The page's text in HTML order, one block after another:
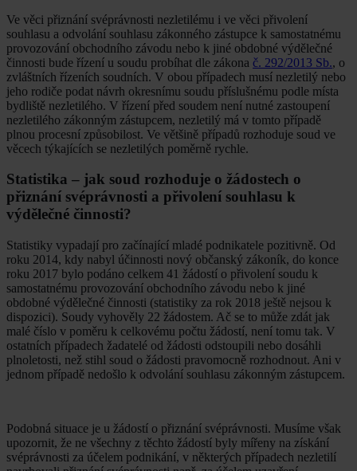
Ve věci přiznání svéprávnosti nezletilému i ve věci přivolení
souhlasu a odvolání souhlasu zákonného zástupce k samostatnému
provozování obchodního závodu nebo k jiné obdobné výdělečné
činnosti bude řízení u soudu probíhat dle zákona č. 292/2013 Sb., o
zvláštních řízeních soudních. V obou případech musí nezletilý nebo
jeho rodiče podat návrh okresnímu soudu příslušnému podle místa
bydliště nezletilého. V řízení před soudem není nutné zastoupení
nezletilého zákonným zástupcem, nezletilý má v tomto případě
plnou procesní způsobilost. Ve většině případů rozhoduje soud ve
věcech týkajících se nezletilých poměrně rychle.
Statistika – jak soud rozhoduje o žádostech o
přiznání svéprávnosti a přivolení souhlasu k
výdělečné činnosti?
Statistiky vypadají pro začínající mladé podnikatele pozitivně. Od
roku 2014, kdy nabyl účinnosti nový občanský zákoník, do konce
roku 2017 bylo podáno celkem 41 žádostí o přivolení soudu k
samostatnému provozování obchodního závodu nebo k jiné
obdobné výdělečné činnosti (statistiky za rok 2018 ještě nejsou k
dispozici). Soudy vyhověly 22 žádostem. Ač se to může zdát jak
malé číslo v poměru k celkovému počtu žádostí, není tomu tak. V
ostatních případech žadatelé od žádosti odstoupili nebo dosáhli
plnoletosti, než stihl soud o žádosti pravomocně rozhodnout. Ani v
jednom případě nedošlo k odvolání souhlasu zákonným zástupcem.
Podobná situace je u žádostí o přiznání svéprávnosti. Musíme však
upozornit, že ne všechny z těchto žádostí byly mířeny na získání
svéprávnosti za účelem podnikání, v některých případech nezletilí